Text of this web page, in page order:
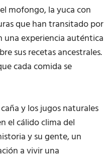
mofongo, la yuca con
que han transitado por
una experiencia auténtica
sus recetas ancestrales.
cada comida se
y los jugos naturales
el cálido clima del
y su gente, un
a vivir una